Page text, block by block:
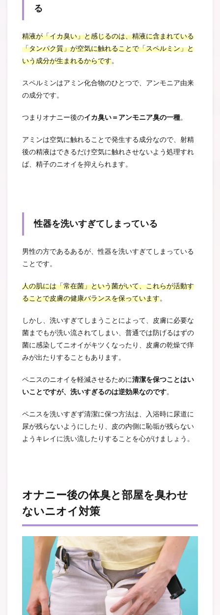
る
精液が「イカ臭い」と感じるのは、精液に含まれている
「タンパク質」が空気に触れることで「スペルミン」と
いう成分が生まれるからです。
スペルミンはアミン化合物のひとつで、アンモニア由来
の成分です。
つまりオナニー後のイカ臭い＝アンモニア臭の一種。
アミンは空気に触れることで発生する成分なので、射精
後の精液はできるだけ空気に触れさせないよう処理すれ
ば、精子のニオイを抑えられます。
性器を洗いすぎてしまっている
男性の方であるあるが、性器を洗いすぎてしまっている
ことです。
人の肌には「常在菌」という菌がいて、これらが活動す
ることで皮膚の健康バランスを保っています。
しかし、洗いすぎてしまうことによって、皮膚に必要な
菌までもが洗い流されてしまい、普通では防げるはずの
菌に感染してニオイがキツくなったり、皮膚の乾燥で痒
みが出たりすることもあります。
ペニスのニオイを軽減させるために清潔を保つことはい
いことですが、洗いすぎるのは逆効果なのです。
ペニスを洗いすぎず清潔に保つ方法は、入浴時に尿道に
尿が残らないようにしたり、皮の内側に恥垢が残らない
ようキレイに洗い流したりすることを心がけましょう。
オナニー後の体臭と部屋を臭わせ
ないニオイ対策